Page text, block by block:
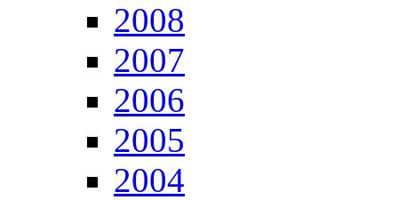
2008
2007
2006
2005
2004